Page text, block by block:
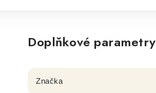
Doplňkové parametry
Značka